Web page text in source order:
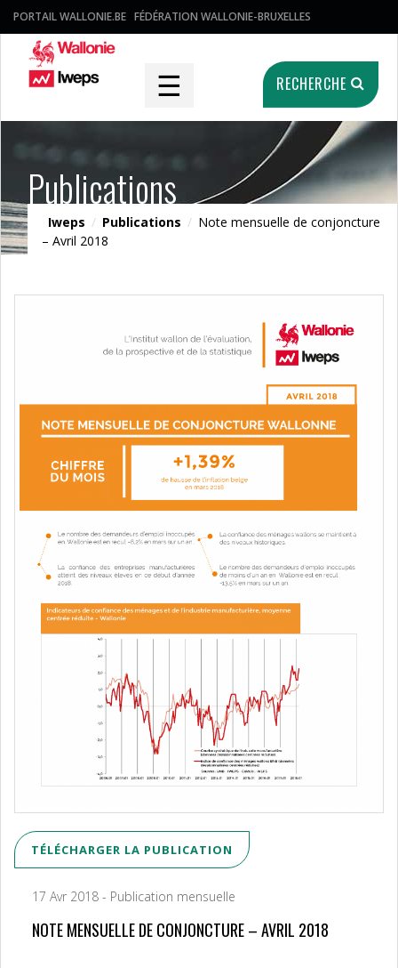
PORTAIL WALLONIE.BE FÉDÉRATION WALLONIE-BRUXELLES
☰ RECHERCHE
Publications
Iweps / Publications / Note mensuelle de conjoncture
– Avril 2018
TÉLÉCHARGER LA PUBLICATION
17 Avr 2018 - Publication mensuelle
NOTE MENSUELLE DE CONJONCTURE – AVRIL 2018